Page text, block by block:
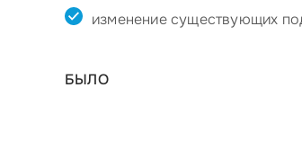
изменение существующих
БЫЛО